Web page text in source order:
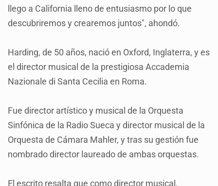
llego a California lleno de entusiasmo por lo que
descubriremos y crearemos juntos", ahondó.
Harding, de 50 años, nació en Oxford, Inglaterra, y es
el director musical de la prestigiosa Accademia
Nazionale di Santa Cecilia en Roma.
Fue director artístico y musical de la Orquesta
Sinfónica de la Radio Sueca y director musical de la
Orquesta de Cámara Mahler, y tras su gestión fue
nombrado director laureado de ambas orquestas.
El escrito resalta que como director musical,